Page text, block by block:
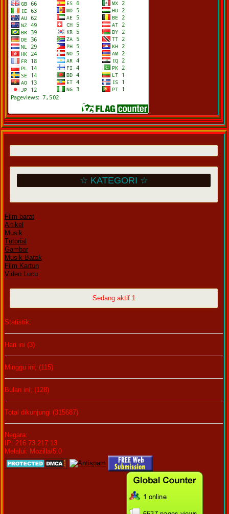
☆ KATEGORI ☆
Film barat
Artikel
Musik
Tutorial
Gambar
Musik Batak
Film Kartun
Video Lucu
Sedang aktif 1
Statistik:
Hari ini (3)
Minggu ini; (115)
Bulan ini; (128)
Total dikunjungi (315687)
Negara:
IP: 216.73.217.13
Melalui: Mozilla/5.0